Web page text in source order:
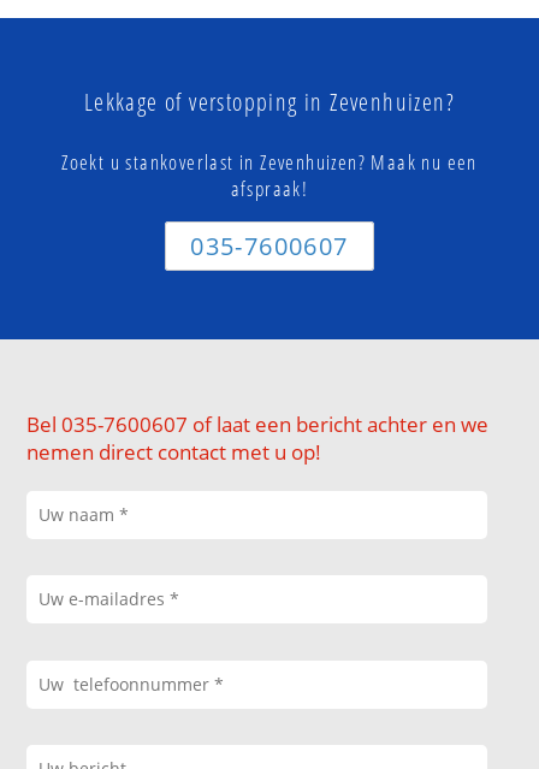
Lekkage of verstopping in Zevenhuizen?
Zoekt u stankoverlast in Zevenhuizen? Maak nu een
afspraak!
035-7600607
Bel 035-7600607 of laat een bericht achter en we
nemen direct contact met u op!